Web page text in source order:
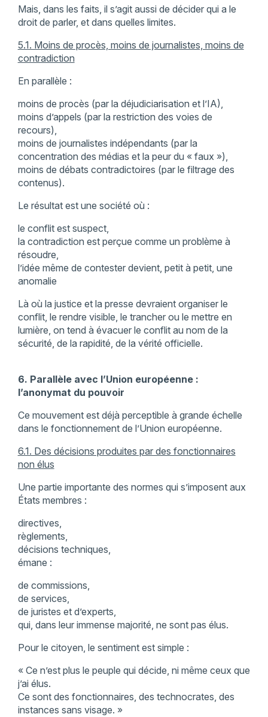
Mais, dans les faits, il s’agit aussi de décider qui a le
droit de parler, et dans quelles limites.
5.1. Moins de procès, moins de journalistes, moins de
contradiction
En parallèle :
moins de procès (par la déjudiciarisation et l’IA),
moins d’appels (par la restriction des voies de
recours),
moins de journalistes indépendants (par la
concentration des médias et la peur du « faux »),
moins de débats contradictoires (par le filtrage des
contenus).
Le résultat est une société où :
le conflit est suspect,
la contradiction est perçue comme un problème à
résoudre,
l’idée même de contester devient, petit à petit, une
anomalie
Là où la justice et la presse devraient organiser le
conflit, le rendre visible, le trancher ou le mettre en
lumière, on tend à évacuer le conflit au nom de la
sécurité, de la rapidité, de la vérité officielle.
6. Parallèle avec l’Union européenne :
l’anonymat du pouvoir
Ce mouvement est déjà perceptible à grande échelle
dans le fonctionnement de l’Union européenne.
6.1. Des décisions produites par des fonctionnaires
non élus
Une partie importante des normes qui s’imposent aux
États membres :
directives,
règlements,
décisions techniques,
émane :
de commissions,
de services,
de juristes et d’experts,
qui, dans leur immense majorité, ne sont pas élus.
Pour le citoyen, le sentiment est simple :
« Ce n’est plus le peuple qui décide, ni même ceux que
j’ai élus.
Ce sont des fonctionnaires, des technocrates, des
instances sans visage. »